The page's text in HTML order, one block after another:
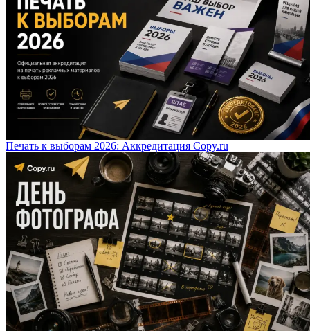
Печать к выборам 2026: Аккредитация Copy.ru